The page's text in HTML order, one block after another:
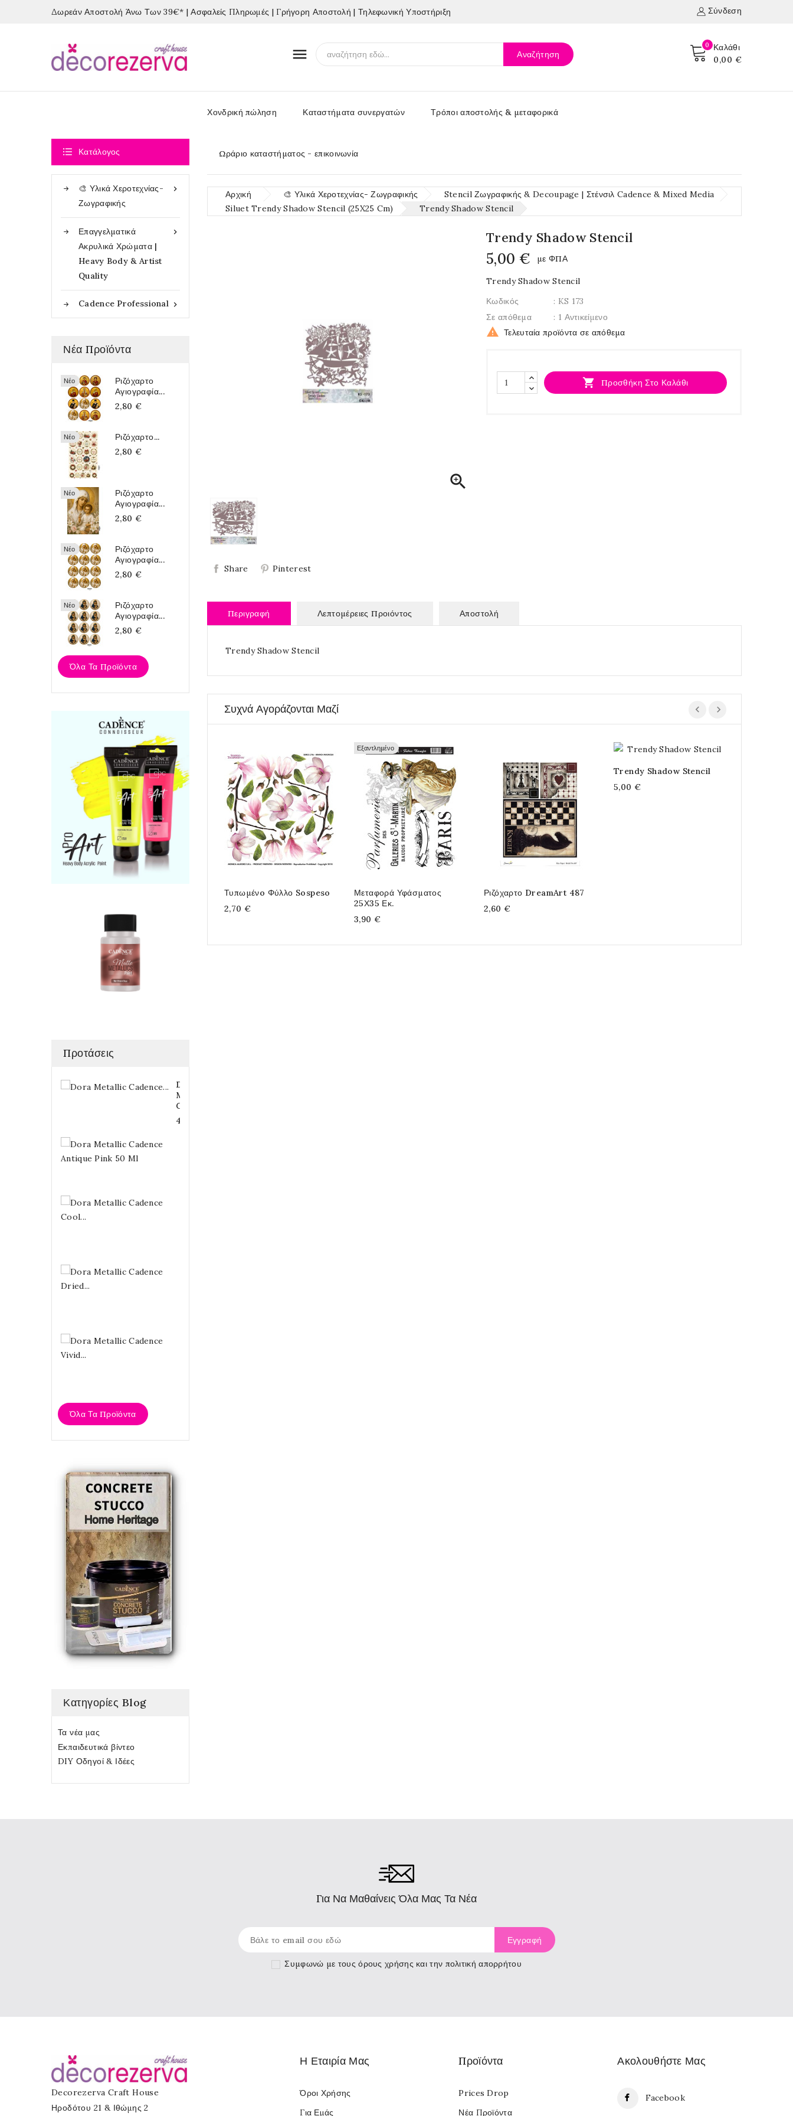
Δωρεάν Αποστολή Άνω Των 39€* | Ασφαλείς Πληρωμές | Γρήγορη Αποστολή | Τηλεφωνική Υποστήριξη Σύνδεση
0
Καλάθι
0,00 €
 Αναζήτηση
Χονδρική πώληση Καταστήματα συνεργατών Τρόποι αποστολής & μεταφορικά
Ωράριο καταστήματος - επικοινωνία
 Κατάλογος

🎨 Υλικά Χεροτεχνίας-
Ζωγραφικής

Επαγγελματικά
Ακρυλικά Χρώματα |
Heavy Body & Artist
Quality

Cadence Professional
Νέα Προϊόντα
Νέο
Ριζόχαρτο
Αγιογραφία...
2,80 €
Νέο
Ριζόχαρτο...
2,80 €
Νέο
Ριζόχαρτο
Αγιογραφία...
2,80 €
Νέο
Ριζόχαρτο
Αγιογραφία...
2,80 €
Νέο
Ριζόχαρτο
Αγιογραφία...
2,80 €
Όλα Τα Προϊόντα
Προτάσεις
Dora
Metallic
Cadence...
4,20 €
Όλα Τα Προϊόντα
Κατηγορίες Blog
Τα νέα μας
Εκπαιδευτικά βίντεο
DIY Οδηγοί & Ιδέες
Αρχική 🎨 Υλικά Χεροτεχνίας- Ζωγραφικής
Stencil Ζωγραφικής & Decoupage | Στένσιλ Cadence & Mixed Media
Siluet Trendy Shadow Stencil (25X25 Cm)
Trendy Shadow Stencil

Share Pinterest
Trendy Shadow Stencil
5,00 € με ΦΠΑ
Trendy Shadow Stencil
Κωδικός
: KS 173
Σε απόθεμα
: 1 Αντικείμενο
 Τελευταία προϊόντα σε απόθεμα
 Προσθήκη Στο Καλάθι
Περιγραφή Λεπτομέρειες Προιόντος Αποστολή
Trendy Shadow Stencil
Συχνά Αγοράζονται Μαζί
Τυπωμένo Φύλλο Sospeso
2,70 €
Εξαντλημένο
Μεταφορά Υφάσματος
25Χ35 Εκ.
3,90 €
Ριζόχαρτο DreamArt 487
2,60 €
Trendy Shadow Stencil
5,00 €
Για Να Μαθαίνεις Όλα Μας Τα Νέα
Συμφωνώ με τουςόρους χρήσης και την πολιτική απορρήτου
Ακολουθήστε Μας
Facebook
Decorezerva Craft House
Ηροδότου 21 & Ιθώμης 2
Προϊόντα
Prices Drop
Νέα Προϊόντα
Η Εταιρία Μας
Όροι Χρήσης
Για Εμάς